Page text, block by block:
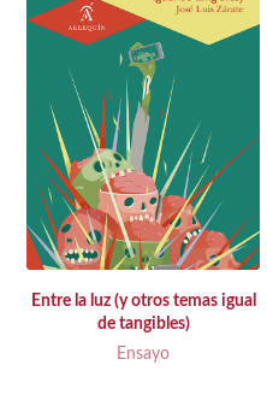
Entre la luz (y otros temas igual
de tangibles)
Ensayo